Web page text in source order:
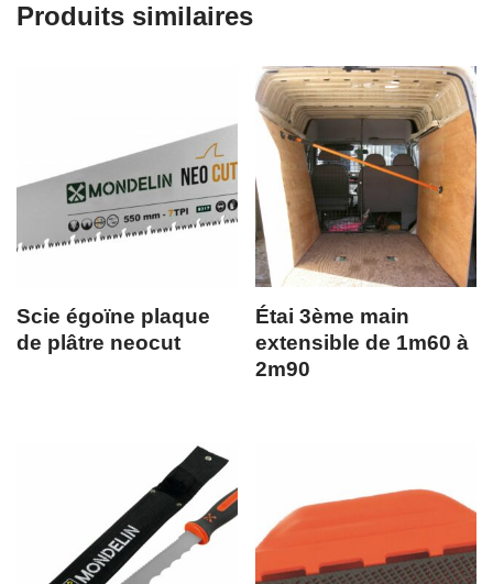
Produits similaires
Scie égoïne plaque
de plâtre neocut
Étai 3ème main
extensible de 1m60 à
2m90